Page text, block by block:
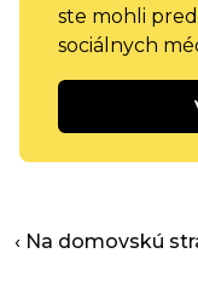
ste mohli
sociálnych
‹ Na domovskú